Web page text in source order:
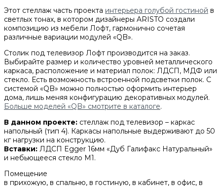
Этот стеллаж часть проекта интерьера голубой гостиной в
светлых тонах, в котором дизайнеры ARISTO создали
композицию из мебели Лофт, гармонично сочетая
различные вариации модулей «QB».
Столик под телевизор Лофт производится на заказ.
Выбирайте размер и количество уровней металлического
каркаса, расположение и материал полок: ЛДСП, МДФ или
стекло. Есть возможность встроенной подсветки полок. С
системой «QB» можно полностью оформить интерьер
дома, лишь меняя конфигурацию декоративных модулей.
Больше моделей «QB» смотрите в каталоге.
В данном проекте: стеллаж под телевизор – каркас
напольный (тип 4). Каркасы напольные выдерживают до 50
кг нагрузки на конструкцию.
Вставки: ЛДСП Egger 16мм «Дуб Галифакс Натуральный»
и небьющееся стекло М1.
Помещение
в прихожую, в спальню, в гостиную, в кабинет, в офис, в